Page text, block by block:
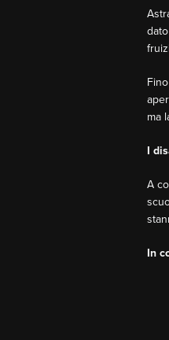
ma
I
A
In